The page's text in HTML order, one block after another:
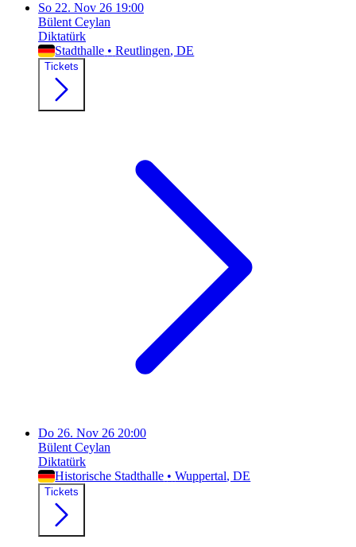
So 22. Nov 26 19:00
Bülent Ceylan
Diktatürk
Stadthalle • Reutlingen, DE
Tickets
Do 26. Nov 26 20:00
Bülent Ceylan
Diktatürk
Historische Stadthalle • Wuppertal, DE
Tickets